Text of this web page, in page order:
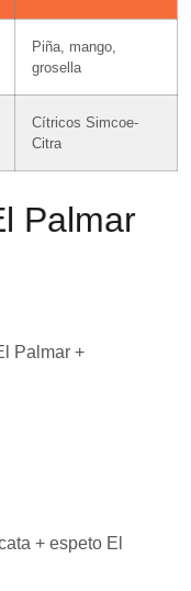
Piña, mango,
grosella
Cítricos Simcoe-
Citra
Palmar
Palmar +
+ espeto El